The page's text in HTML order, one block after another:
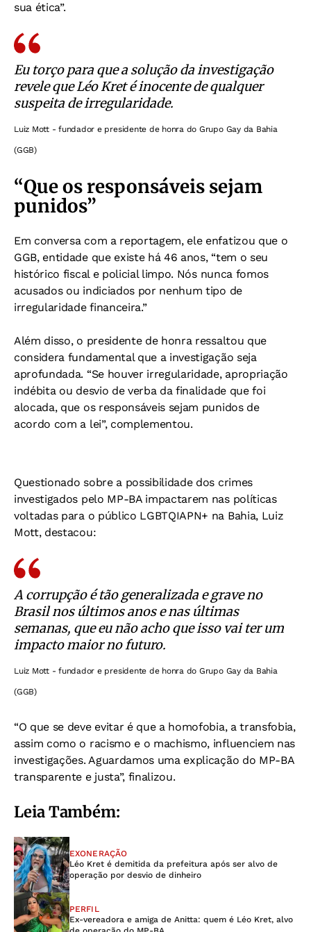
sua ética”.
Eu torço para que a solução da investigação
revele que Léo Kret é inocente de qualquer
suspeita de irregularidade.
Luiz Mott - fundador e presidente de honra do Grupo Gay da Bahia
(GGB)
“Que os responsáveis sejam
punidos”
Em conversa com a reportagem, ele enfatizou que o
GGB, entidade que existe há 46 anos, “tem o seu
histórico fiscal e policial limpo. Nós nunca fomos
acusados ou indiciados por nenhum tipo de
irregularidade financeira.”
Além disso, o presidente de honra ressaltou que
considera fundamental que a investigação seja
aprofundada. “Se houver irregularidade, apropriação
indébita ou desvio de verba da finalidade que foi
alocada, que os responsáveis sejam punidos de
acordo com a lei”, complementou.
Questionado sobre a possibilidade dos crimes
investigados pelo MP-BA impactarem nas políticas
voltadas para o público LGBTQIAPN+ na Bahia, Luiz
Mott, destacou:
A corrupção é tão generalizada e grave no
Brasil nos últimos anos e nas últimas
semanas, que eu não acho que isso vai ter um
impacto maior no futuro.
Luiz Mott - fundador e presidente de honra do Grupo Gay da Bahia
(GGB)
“O que se deve evitar é que a homofobia, a transfobia,
assim como o racismo e o machismo, influenciem nas
investigações. Aguardamos uma explicação do MP-BA
transparente e justa”, finalizou.
Leia Também:
EXONERAÇÃO
Léo Kret é demitida da prefeitura após ser alvo de
operação por desvio de dinheiro
PERFIL
Ex-vereadora e amiga de Anitta: quem é Léo Kret, alvo